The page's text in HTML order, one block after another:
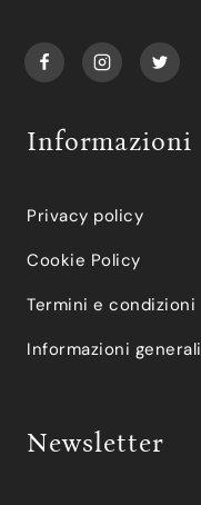
Informazioni
Privacy policy
Cookie Policy
Termini e condizioni
Informazioni generali
Newsletter